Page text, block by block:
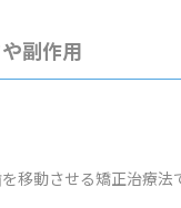
副作用
移動させる矯正治療